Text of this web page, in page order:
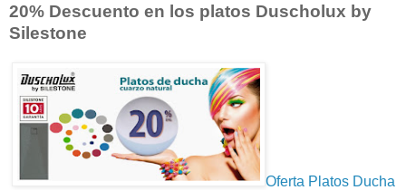
20% Descuento en los platos Duscholux by
Silestone
Oferta Platos Ducha